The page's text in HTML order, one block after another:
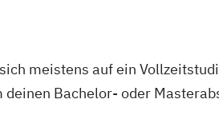
meistens auf ein
Bachelor- oder